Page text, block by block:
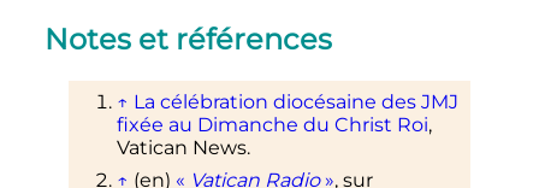
Notes et références
↑ La célébration diocésaine des JMJ
fixée au Dimanche du Christ Roi,
Vatican News.
↑ (en) « Vatican Radio », sur